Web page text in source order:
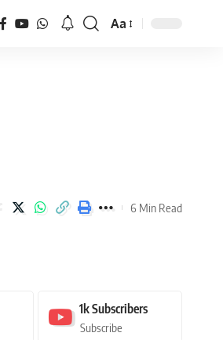
Aa
6 Min Read
1kSubscribers
Subscribe